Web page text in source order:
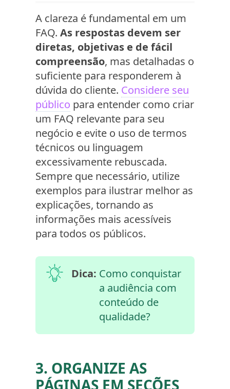
A clareza é fundamental em um
FAQ. As respostas devem ser
diretas, objetivas e de fácil
compreensão, mas detalhadas o
suficiente para responderem à
dúvida do cliente. Considere seu
público para entender como criar
um FAQ relevante para seu
negócio e evite o uso de termos
técnicos ou linguagem
excessivamente rebuscada.
Sempre que necessário, utilize
exemplos para ilustrar melhor as
explicações, tornando as
informações mais acessíveis
para todos os públicos.
Dica: Como conquistar
a audiência com
conteúdo de
qualidade?
3. ORGANIZE AS
PÁGINAS EM SEÇÕES